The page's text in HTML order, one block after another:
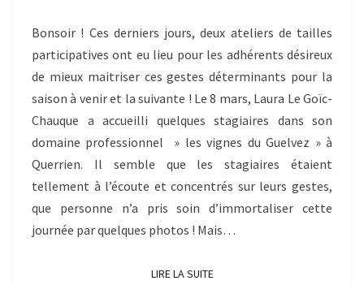
8
ET
15
MARS
Bonsoir ! Ces derniers jours, deux ateliers de tailles
participatives ont eu lieu pour les adhérents désireux
de mieux maitriser ces gestes déterminants pour la
saison à venir et la suivante ! Le 8 mars, Laura Le Goïc-
Chauque a accueilli quelques stagiaires dans son
domaine professionnel » les vignes du Guelvez » à
Querrien. Il semble que les stagiaires étaient
tellement à l’écoute et concentrés sur leurs gestes,
que personne n’a pris soin d’immortaliser cette
journée par quelques photos ! Mais…
LIRE LA SUITELIRE LA SUITE